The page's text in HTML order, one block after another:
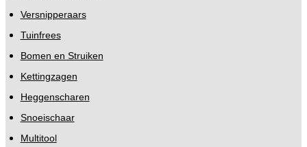
Versnipperaars
Tuinfrees
Bomen en Struiken
Kettingzagen
Heggenscharen
Snoeischaar
Multitool